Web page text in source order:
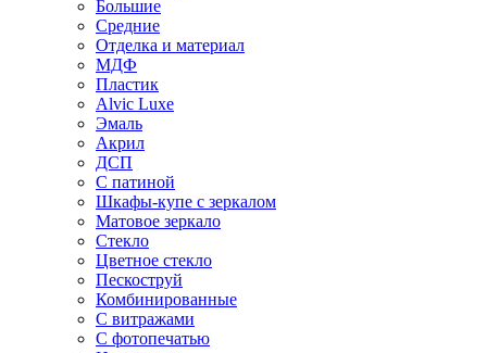
Большие
Средние
Отделка и материал
МДФ
Пластик
Alvic Luxe
Эмаль
Акрил
ДСП
С патиной
Шкафы-купе с зеркалом
Матовое зеркало
Стекло
Цветное стекло
Пескоструй
Комбинированные
С витражами
С фотопечатью